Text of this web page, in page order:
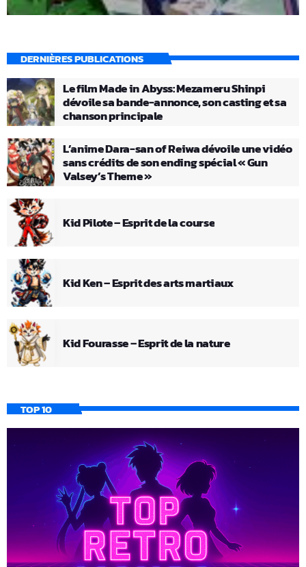
DERNIÈRES PUBLICATIONS
Le film Made in Abyss: Mezameru Shinpi
dévoile sa bande-annonce, son casting et sa
chanson principale
L’anime Dara-san of Reiwa dévoile une vidéo
sans crédits de son ending spécial « Gun
Valsey’s Theme »
Kid Pilote – Esprit de la course
Kid Ken – Esprit des arts martiaux
Kid Fourasse – Esprit de la nature
TOP 10